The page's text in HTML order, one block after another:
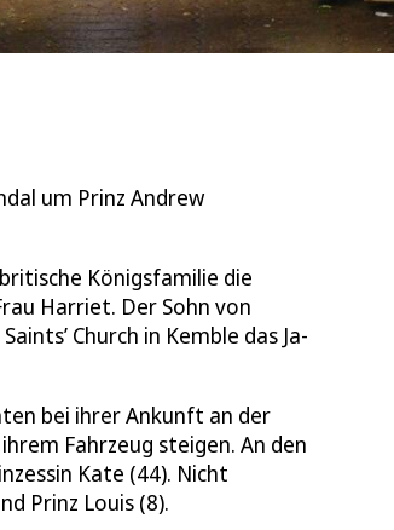
um Prinz Andrew
Königsfamilie die
Harriet. Der Sohn von
Church in Kemble das Ja-
bei ihrer Ankunft an der
Fahrzeug steigen. An den
Kate (44). Nicht
Prinz Louis (8).